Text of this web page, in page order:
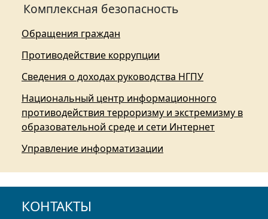
Комплексная безопасность
Обращения граждан
Противодействие коррупции
Сведения о доходах руководства НГПУ
Национальный центр информационного
противодействия терроризму и экстремизму в
образовательной среде и сети Интернет
Управление информатизации
КОНТАКТЫ